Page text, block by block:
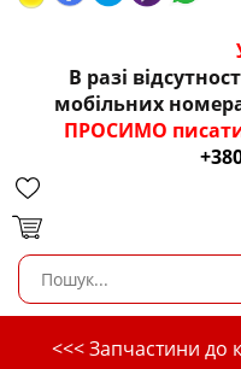
В разі
мобільних
ПРОСИМО
<<< Запчастини до